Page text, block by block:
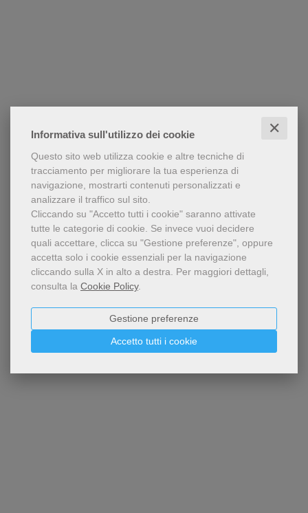
Informativa sull'utilizzo dei cookie ✕
Questo sito web utilizza cookie e altre tecniche di
tracciamento per migliorare la tua esperienza di
navigazione, mostrarti contenuti personalizzati e
analizzare il traffico sul sito.
Cliccando su "Accetto tutti i cookie" saranno attivate
tutte le categorie di cookie. Se invece vuoi decidere
quali accettare, clicca su "Gestione preferenze", oppure
accetta solo i cookie essenziali per la navigazione
cliccando sulla X in alto a destra. Per maggiori dettagli,
consulta la Cookie Policy.
Accetto tutti i cookie
Gestione preferenze